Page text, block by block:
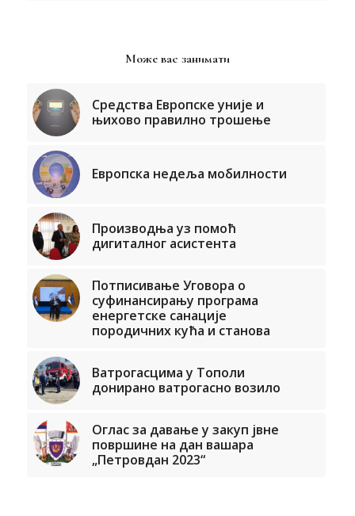
Може вас занимати
Средства Европске уније и
њихово правилно трошење
Европска недеља мобилности
Производња уз помоћ
дигиталног асистента
Потписивање Уговора о
суфинансирању програма
енергетске санације
породичних кућа и станова
Ватрогасцима у Тополи
донирано ватрогасно возило
Оглас за давање у закуп јвне
површине на дан вашара
„Петровдан 2023“